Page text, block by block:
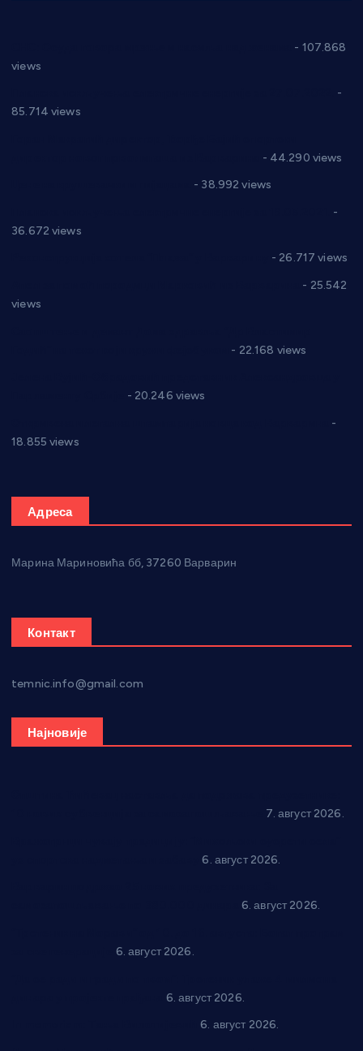
- 107.868
views
-
85.714 views
- 44.290 views
- 38.992 views
-
36.672 views
- 26.717 views
- 25.542
views
- 22.168 views
- 20.246 views
-
18.855 views
Адреса
Марина Мариновића бб, 37260 Варварин
Контакт
temnic.info@gmail.com
Најновије
7. август 2026.
6. август 2026.
6. август 2026.
6. август 2026.
6. август 2026.
6. август 2026.